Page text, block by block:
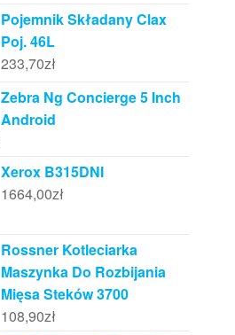
Pojemnik Składany Clax
Poj. 46L
233,70zł
Zebra Ng Concierge 5 Inch
Android
Xerox B315DNI
1664,00zł
Rossner Kotleciarka
Maszynka Do Rozbijania
Mięsa Steków 3700
108,90zł